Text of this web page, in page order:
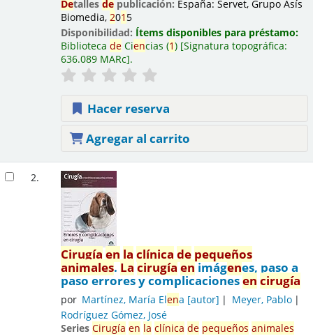
Detalles depublicación: España: Servet, Grupo Asís
Biomedia, 201 5
Disponibilidad: Ítems disponibles para préstamo:
Biblioteca deCiencias (1) Signatura topográfica:
636.089 MARc .
Hacer reserva
Agregar al carrito
2.
Cirugía en la clínica de pequeños
animales.La cirugía enimágenes, paso a
paso errores y complicacionesen cirugía
por Martínez, María Elena [autor]
Meyer, Pablo
Rodríguez Gómez, José
Series Cirugía en la clínica de pequeños animales